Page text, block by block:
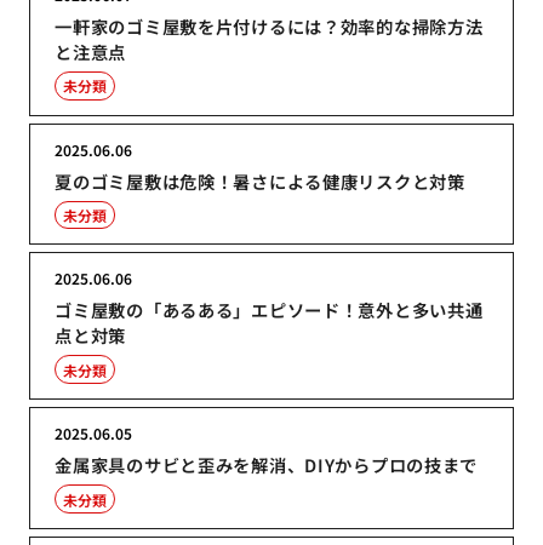
一軒家のゴミ屋敷を片付けるには？効率的な掃除方法
と注意点
未分類
夏のゴミ屋敷は危険！暑さによる健康リスクと対策
2025.06.06
未分類
ゴミ屋敷の「あるある」エピソード！意外と多い共通
点と対策
2025.06.06
未分類
金属家具のサビと歪みを解消、DIYからプロの技まで
2025.06.05
未分類